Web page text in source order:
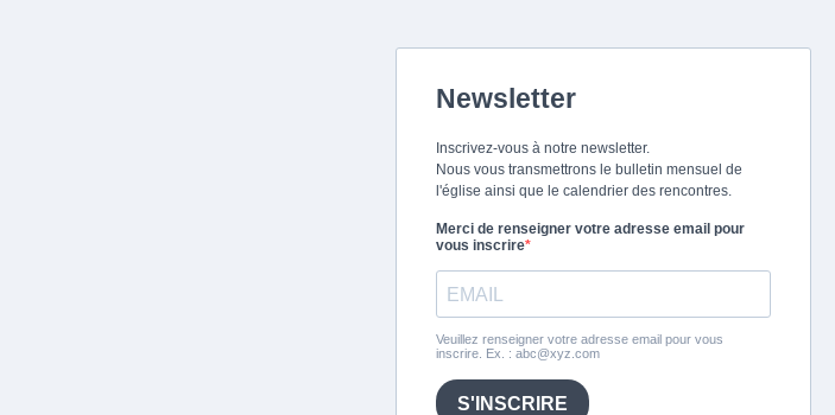
Newsletter
Inscrivez-vous à notre newsletter.
Nous vous transmettrons le bulletin mensuel de
l'église ainsi que le calendrier des rencontres.
Merci de renseigner votre adresse email pour
vous inscrire
Veuillez renseigner votre adresse email pour vous
inscrire. Ex. : abc@xyz.com
S'INSCRIRE